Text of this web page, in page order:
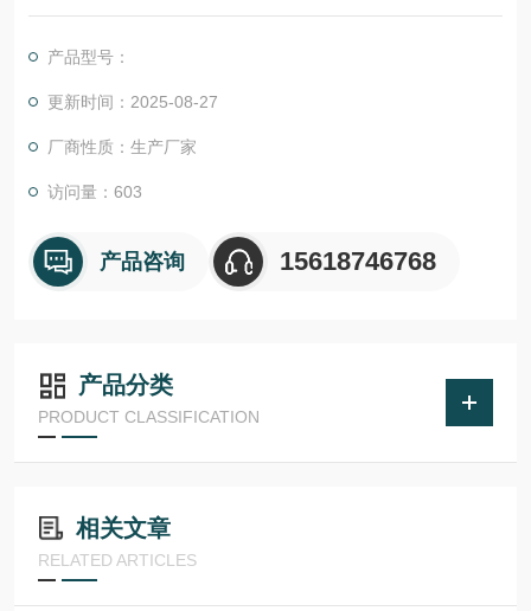
来判断烟密度等级，为建筑消防安全提供数据支持。
产品型号：
更新时间：2025-08-27
厂商性质：生产厂家
访问量：603
产品咨询 15618746768
产品分类
PRODUCT CLASSIFICATION
相关文章
RELATED ARTICLES